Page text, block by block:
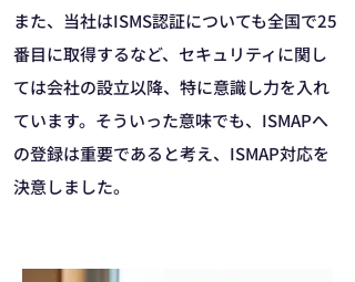
また、当社はISMS認証についても全国で25
番目に取得するなど、セキュリティに関し
ては会社の設立以降、特に意識し力を入れ
ています。そういった意味でも、ISMAPへ
の登録は重要であると考え、ISMAP対応を
決意しました。